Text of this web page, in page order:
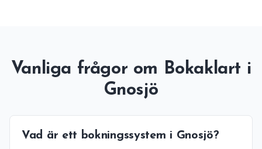
Vanliga frågor om Bokaklart i
Gnosjö
Vad är ett bokningssystem i Gnosjö?